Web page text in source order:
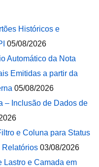
Históricos e
05/08/2026
Automático da Nota
Emitidas a partir da
05/08/2026
– Inclusão de Dados de
e Coluna para Status
Relatórios 03/08/2026
Lastro e Camada em